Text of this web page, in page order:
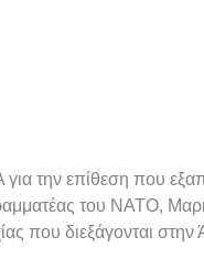
την επίθεση που
του ΝΑΤΟ,
που διεξάγονται στην